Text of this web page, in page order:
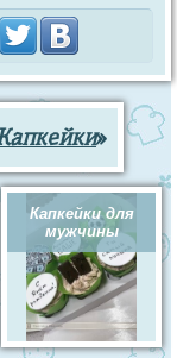
»
Капкейки для
мужчины